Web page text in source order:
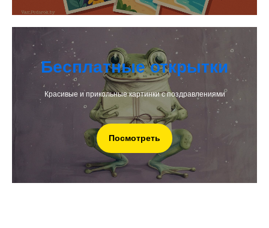
Бесплатные открытки
Красивые и прикольные картинки с поздравлениями
Посмотреть